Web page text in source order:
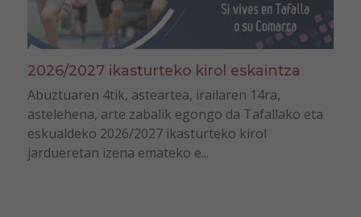
2026/2027 ikasturteko kirol eskaintza
Abuztuaren 4tik, asteartea, irailaren 14ra,
astelehena, arte zabalik egongo da Tafallako eta
eskualdeko 2026/2027 ikasturteko kirol
jardueretan izena emateko e...